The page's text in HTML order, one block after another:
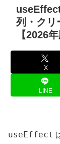
列・クリ
【2026年
X
LINE
useEffect